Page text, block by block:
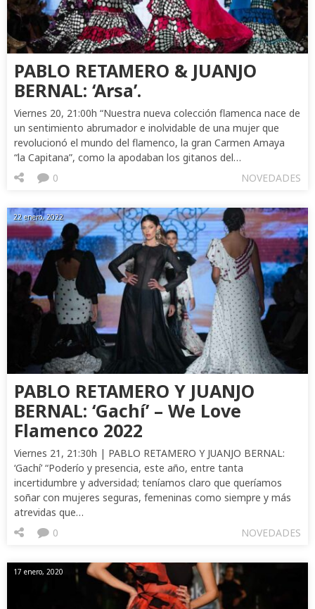
PABLO RETAMERO & JUANJO
BERNAL: ‘Arsa’.
Viernes 20, 21:00h “Nuestra nueva colección flamenca nace de
un sentimiento abrumador e inolvidable de una mujer que
revolucionó el mundo del flamenco, la gran Carmen Amaya
“la Capitana”, como la apodaban los gitanos del…
NOVEDADES
0
22 enero, 2022
PABLO RETAMERO Y JUANJO
BERNAL: ‘Gachí’ – We Love
Flamenco 2022
Viernes 21, 21:30h | PABLO RETAMERO Y JUANJO BERNAL:
‘Gachí’ “Poderío y presencia, este año, entre tanta
incertidumbre y adversidad; teníamos claro que queríamos
soñar con mujeres seguras, femeninas como siempre y más
atrevidas que…
NOVEDADES
0
17 enero, 2020